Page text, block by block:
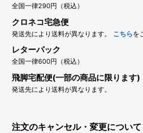
全国一律290円（税込）
クロネコ宅急便
発送先により送料が異なります。 こちらを
レターパック
全国一律600円（税込）
飛脚宅配便(一部の商品に限ります)
発送先により送料が異なります。
注文のキャンセル・変更について